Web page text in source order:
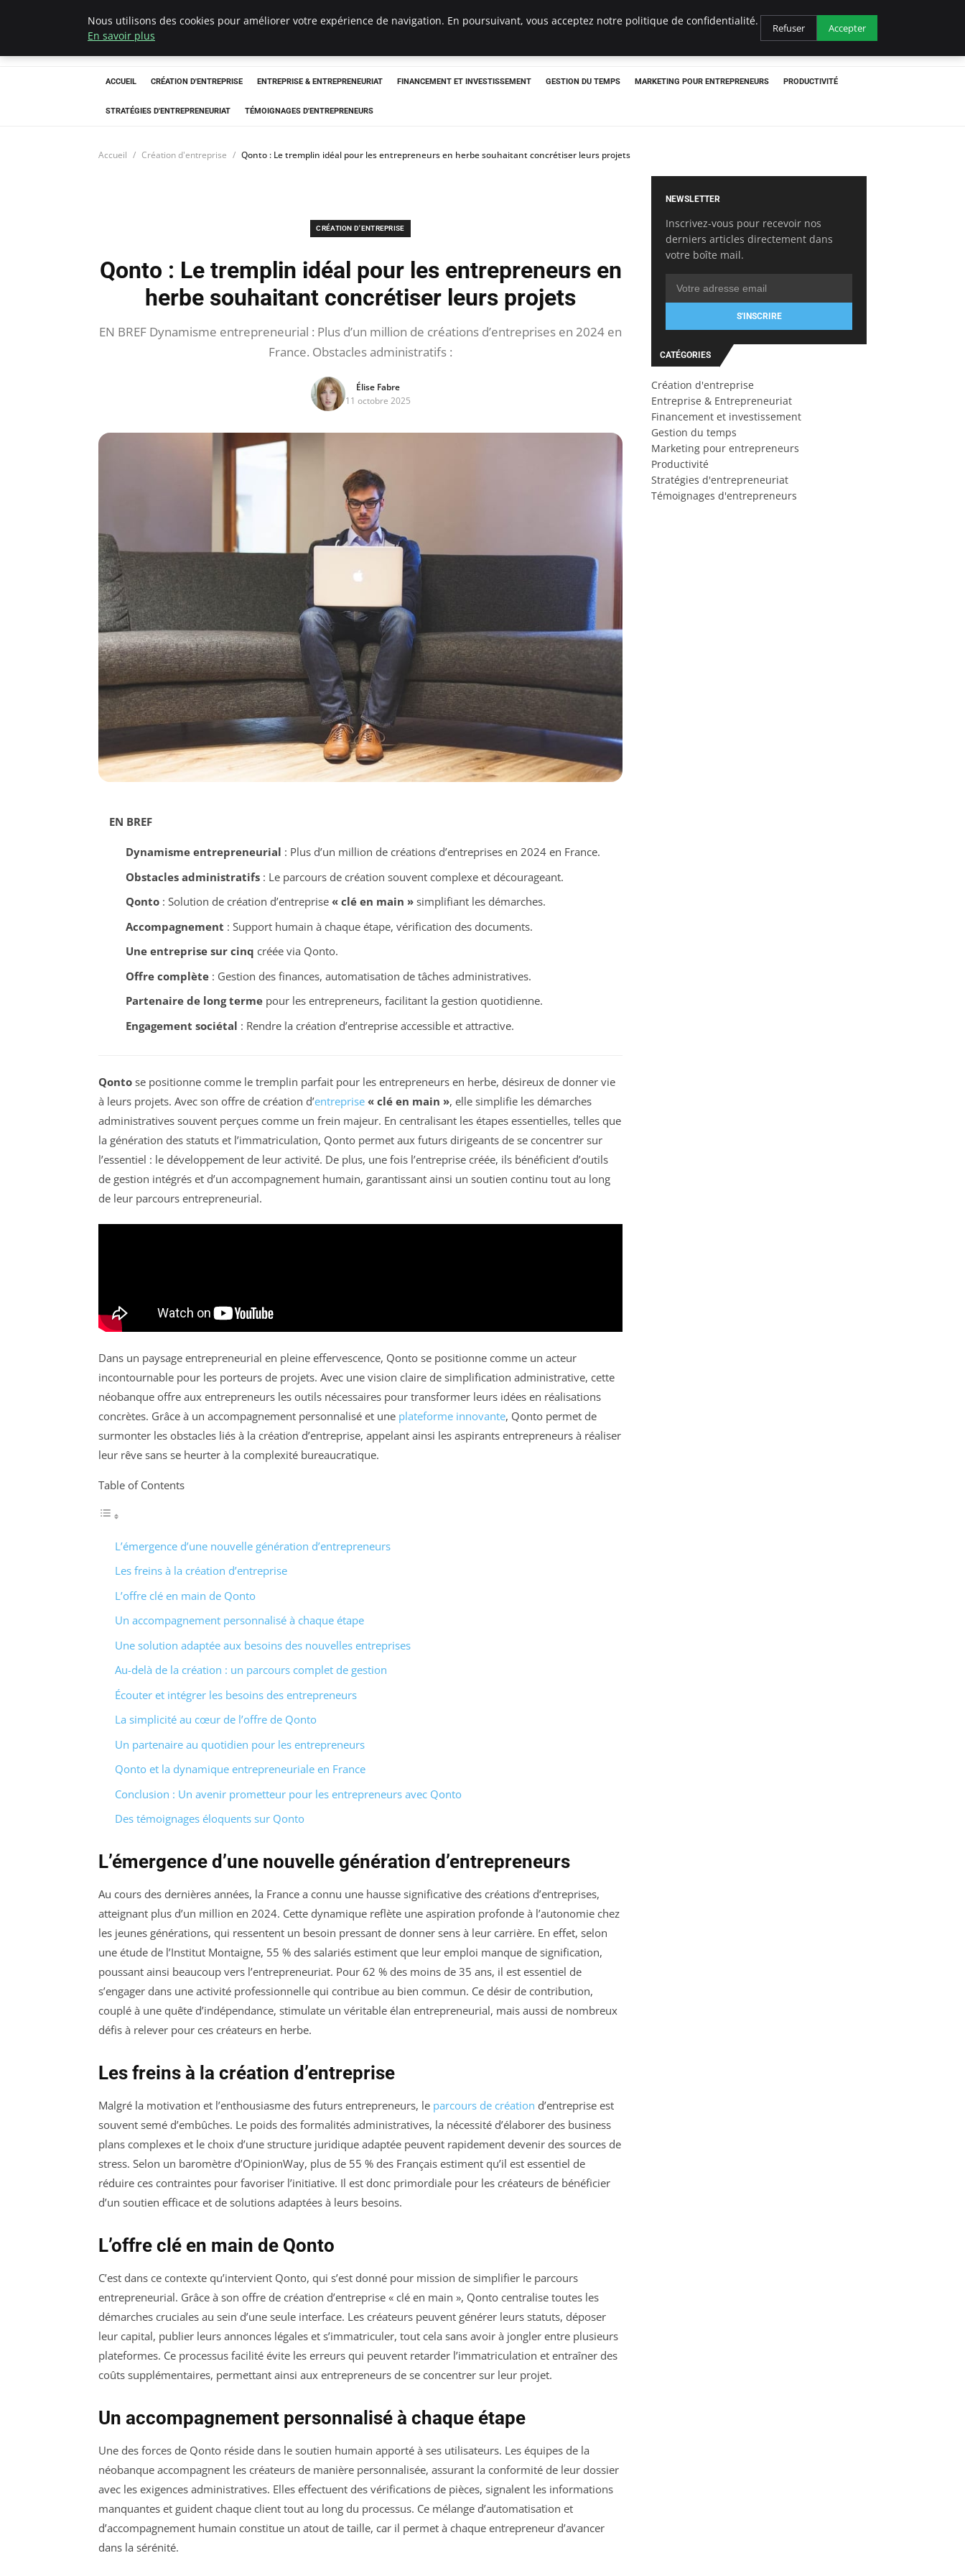
LECFCM
ACCUEIL CRÉATION D'ENTREPRISE ENTREPRISE & ENTREPRENEURIAT FINANCEMENT ET INVESTISSEMENT GESTION DU TEMPS MARKETING POUR ENTREPRENEURS PRODUCTIVITÉ
STRATÉGIES D'ENTREPRENEURIAT TÉMOIGNAGES D'ENTREPRENEURS
Accueil Création d'entreprise Qonto : Le tremplin idéal pour les entrepreneurs en herbe souhaitant concrétiser leurs projets
CRÉATION D'ENTREPRISE
Qonto : Le tremplin idéal pour les entrepreneurs en
herbe souhaitant concrétiser leurs projets
EN BREF Dynamisme entrepreneurial : Plus d’un million de créations d’entreprises en 2024 en
France. Obstacles administratifs :
Élise Fabre
11 octobre 2025
EN BREF
Dynamisme entrepreneurial : Plus d’un million de créations d’entreprises en 2024 en France.
Obstacles administratifs: Le parcours de création souvent complexe et décourageant.
Qonto: Solution de création d’entreprise « clé en main »simplifiant les démarches.
Accompagnement : Support humain à chaque étape, vérification des documents.
Une entreprise sur cinq créée via Qonto.
Offre complète: Gestion des finances, automatisation de tâches administratives.
Partenaire de long termepour les entrepreneurs, facilitant la gestion quotidienne.
Engagement sociétal : Rendre la création d’entreprise accessible et attractive.
Qonto se positionne comme le tremplin parfait pour les entrepreneurs en herbe, désireux de donner vie
à leurs projets. Avec son offre de création d’entreprise « clé en main », elle simplifie les démarches
administratives souvent perçues comme un frein majeur. En centralisant les étapes essentielles, telles que
la génération des statuts et l’immatriculation, Qonto permet aux futurs dirigeants de se concentrer sur
l’essentiel : le développement de leur activité. De plus, une fois l’entreprise créée, ils bénéficient d’outils
de gestion intégrés et d’un accompagnement humain, garantissant ainsi un soutien continu tout au long
de leur parcours entrepreneurial.
Dans un paysage entrepreneurial en pleine effervescence, Qonto se positionne comme un acteur
incontournable pour les porteurs de projets. Avec une vision claire de simplification administrative, cette
néobanque offre aux entrepreneurs les outils nécessaires pour transformer leurs idées en réalisations
concrètes. Grâce à un accompagnement personnalisé et une plateforme innovante, Qonto permet de
surmonter les obstacles liés à la création d’entreprise, appelant ainsi les aspirants entrepreneurs à réaliser
leur rêve sans se heurter à la complexité bureaucratique.
Table of Contents
L’émergence d’une nouvelle génération d’entrepreneurs
Les freins à la création d’entreprise
L’offre clé en main de Qonto
Un accompagnement personnalisé à chaque étape
Une solution adaptée aux besoins des nouvelles entreprises
Au-delà de la création : un parcours complet de gestion
Écouter et intégrer les besoins des entrepreneurs
La simplicité au cœur de l’offre de Qonto
Un partenaire au quotidien pour les entrepreneurs
Qonto et la dynamique entrepreneuriale en France
Conclusion : Un avenir prometteur pour les entrepreneurs avec Qonto
Des témoignages éloquents sur Qonto
L’émergence d’une nouvelle génération d’entrepreneurs
Au cours des dernières années, la France a connu une hausse significative des créations d’entreprises,
atteignant plus d’un million en 2024. Cette dynamique reflète une aspiration profonde à l’autonomie chez
les jeunes générations, qui ressentent un besoin pressant de donner sens à leur carrière. En effet, selon
une étude de l’Institut Montaigne, 55 % des salariés estiment que leur emploi manque de signification,
poussant ainsi beaucoup vers l’entrepreneuriat. Pour 62 % des moins de 35 ans, il est essentiel de
s’engager dans une activité professionnelle qui contribue au bien commun. Ce désir de contribution,
couplé à une quête d’indépendance, stimulate un véritable élan entrepreneurial, mais aussi de nombreux
défis à relever pour ces créateurs en herbe.
Les freins à la création d’entreprise
Malgré la motivation et l’enthousiasme des futurs entrepreneurs, le parcours de création d’entreprise est
souvent semé d’embûches. Le poids des formalités administratives, la nécessité d’élaborer des business
plans complexes et le choix d’une structure juridique adaptée peuvent rapidement devenir des sources de
stress. Selon un baromètre d’OpinionWay, plus de 55 % des Français estiment qu’il est essentiel de
réduire ces contraintes pour favoriser l’initiative. Il est donc primordiale pour les créateurs de bénéficier
d’un soutien efficace et de solutions adaptées à leurs besoins.
L’offre clé en main de Qonto
C’est dans ce contexte qu’intervient Qonto, qui s’est donné pour mission de simplifier le parcours
entrepreneurial. Grâce à son offre de création d’entreprise « clé en main », Qonto centralise toutes les
démarches cruciales au sein d’une seule interface. Les créateurs peuvent générer leurs statuts, déposer
leur capital, publier leurs annonces légales et s’immatriculer, tout cela sans avoir à jongler entre plusieurs
plateformes. Ce processus facilité évite les erreurs qui peuvent retarder l’immatriculation et entraîner des
coûts supplémentaires, permettant ainsi aux entrepreneurs de se concentrer sur leur projet.
Un accompagnement personnalisé à chaque étape
Une des forces de Qonto réside dans le soutien humain apporté à ses utilisateurs. Les équipes de la
néobanque accompagnent les créateurs de manière personnalisée, assurant la conformité de leur dossier
avec les exigences administratives. Elles effectuent des vérifications de pièces, signalent les informations
manquantes et guident chaque client tout au long du processus. Ce mélange d’automatisation et
d’accompagnement humain constitue un atout de taille, car il permet à chaque entrepreneur d’avancer
dans la sérénité.
NEWSLETTER
Inscrivez-vous pour recevoir nos
derniers articles directement dans
votre boîte mail.
S'INSCRIRE
CATÉGORIES
Création d'entreprise
Entreprise & Entrepreneuriat
Financement et investissement
Gestion du temps
Marketing pour entrepreneurs
Productivité
Stratégies d'entrepreneuriat
Témoignages d'entrepreneurs
Nous utilisons des cookies pour améliorer votre expérience de navigation. En poursuivant, vous acceptez notre politique de confidentialité.
En savoir plus
Refuser Accepter